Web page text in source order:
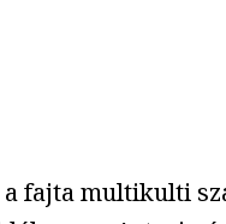
fajta multikulti